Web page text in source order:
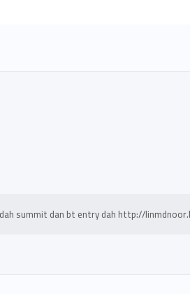
dah summit dan bt entry dah http://